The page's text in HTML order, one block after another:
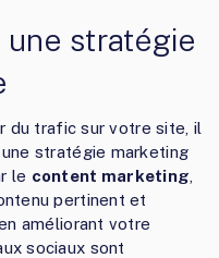
stratégie
du trafic sur votre site, il
stratégie marketing
le content marketing
pertinent et
améliorant votre
sociaux sont